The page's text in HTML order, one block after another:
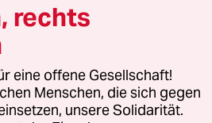
GmbH
Fragen oder für Genehmigungen
rechts
eine offene Gesellschaft!
Menschen, die sich gegen
unsere Solidarität.